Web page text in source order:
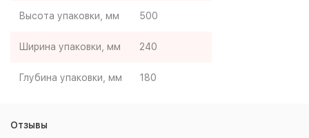
Высота упаковки, мм 500
Ширина упаковки, мм 240
Глубина упаковки, мм 180
Отзывы